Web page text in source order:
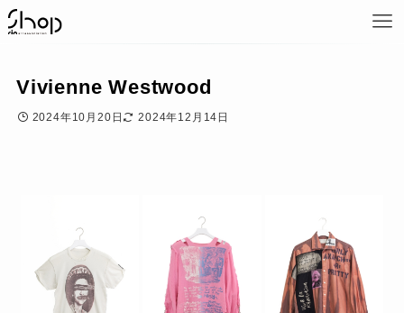
Vivienne Westwood
2024年10月20日 2024年12月14日